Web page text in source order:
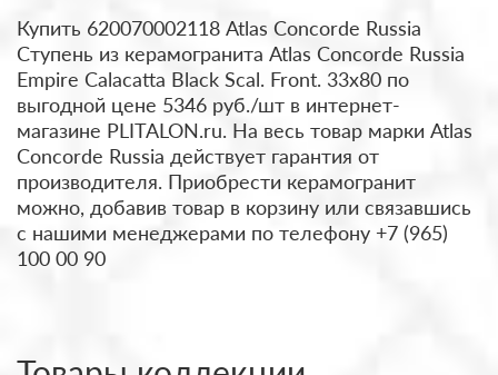
Купить 620070002118 Atlas Concorde Russia
Ступень из керамогранита Atlas Concorde Russia
Empire Calacatta Black Scal. Front. 33x80 по
выгодной цене 5346 руб./шт в интернет-
магазине PLITALON.ru. На весь товар марки Atlas
Concorde Russia действует гарантия от
производителя. Приобрести керамогранит
можно, добавив товар в корзину или связавшись
с нашими менеджерами по телефону +7 (965)
100 00 90